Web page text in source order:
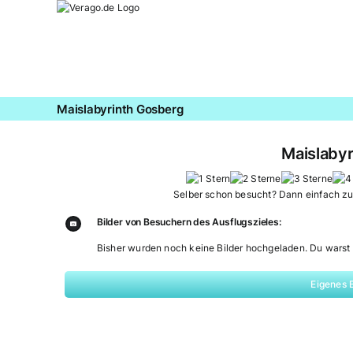
Maislabyrinth Gosberg
Selber schon besucht? Dann einfach
Bilder von Besuchern des Ausflugszieles:
Bisher wurden noch keine Bilder hochgeladen. Du
Eigenes